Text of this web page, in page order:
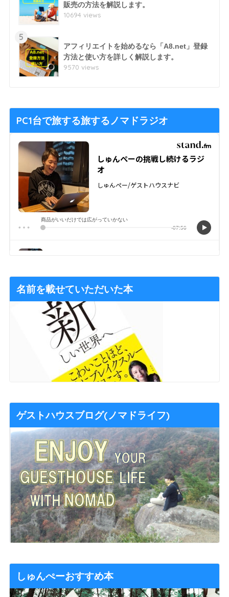
販売の方法を解説します。
10694 views
5
アフィリエイトを始めるなら「A8.net」登録
方法と使い方を詳しく解説します。
9570 views
PC1台で旅する旅するノマドラジオ
名前を載せていただいた本
ゲストハウスブログ(ノマドライフ)
しゅんぺーおすすめ本